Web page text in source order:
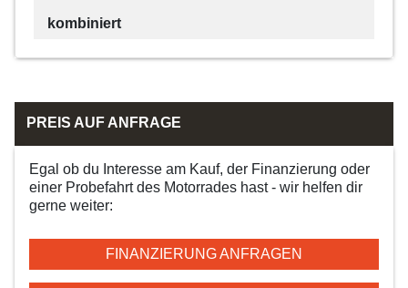
kombiniert
PREIS AUF ANFRAGE
Egal ob du Interesse am Kauf, der Finanzierung oder
einer Probefahrt des Motorrades hast - wir helfen dir
gerne weiter:
FINANZIERUNG ANFRAGEN